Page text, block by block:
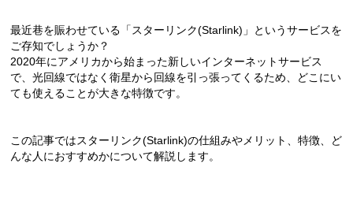
最近巷を賑わせている「スターリンク(Starlink)」というサービスを
ご存知でしょうか？
2020年にアメリカから始まった新しいインターネットサービス
で、光回線ではなく衛星から回線を引っ張ってくるため、どこにい
ても使えることが大きな特徴です。
この記事ではスターリンク(Starlink)の仕組みやメリット、特徴、ど
んな人におすすめかについて解説します。